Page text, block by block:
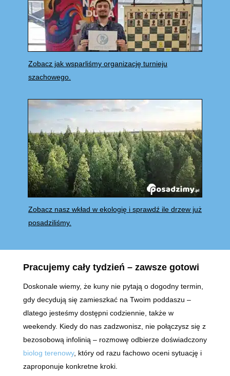
Zobacz jak wsparliśmy organizację turnieju
szachowego.
Zobacz nasz wkład w ekologię i sprawdź ile drzew już
posadziliśmy.
Pracujemy cały tydzień – zawsze gotowi
Doskonale wiemy, że kuny nie pytają o dogodny termin,
gdy decydują się zamieszkać na Twoim poddaszu –
dlatego jesteśmy dostępni codziennie, także w
weekendy. Kiedy do nas zadzwonisz, nie połączysz się z
bezosobową infolinią – rozmowę odbierze doświadczony
biolog terenowy, który od razu fachowo oceni sytuację i
zaproponuje konkretne kroki.